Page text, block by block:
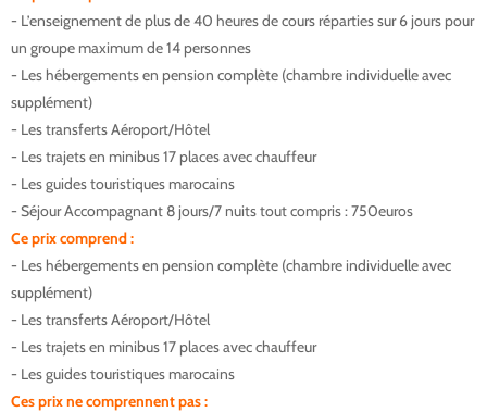
- L’enseignement de plus de 40 heures de cours réparties sur 6 jours pour
un groupe maximum de 14 personnes
- Les hébergements en pension complète (chambre individuelle avec
supplément)
- Les transferts Aéroport/Hôtel
- Les trajets en minibus 17 places avec chauffeur
- Les guides touristiques marocains
- Séjour Accompagnant 8 jours/7 nuits tout compris : 750euros
Ce prix comprend :
- Les hébergements en pension complète (chambre individuelle avec
supplément)
- Les transferts Aéroport/Hôtel
- Les trajets en minibus 17 places avec chauffeur
- Les guides touristiques marocains
Ces prixne comprennent pas :